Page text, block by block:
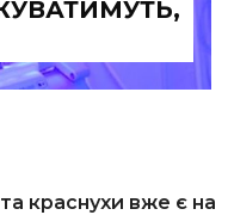
краснухи вже є на